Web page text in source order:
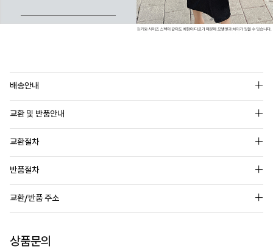
배송안내
교환 및 반품안내
교환절차
반품절차
교환/반품 주소
상품문의